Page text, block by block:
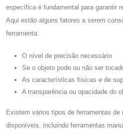
específica é fundamental para garantir
Aqui estão alguns fatores a serem
ferramenta:
O nível de precisão necessário
Se o objeto pode ou não ser
As características físicas e de
A transparência ou opacidade do
Existem vários tipos de ferramentas de
disponíveis, incluindo ferramentas